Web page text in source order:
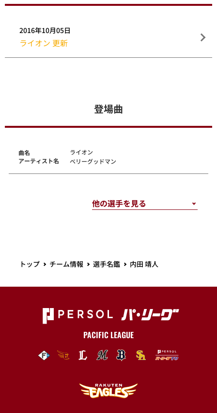
2016年10月05日
ライオン 更新
登場曲
曲名
アーティスト名
ライオン
ベリーグッドマン
トップ チーム情報 選手名鑑 内田 靖人
PACIFIC LEAGUE